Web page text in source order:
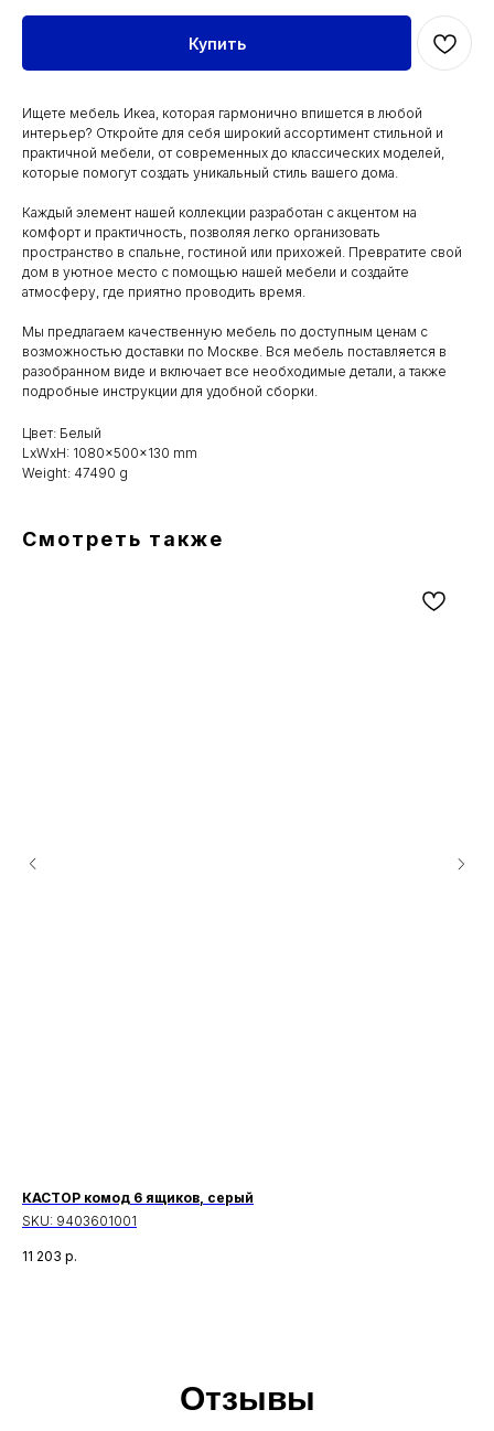
Купить
Ищете мебель Икеа, которая гармонично впишется в любой
интерьер? Откройте для себя широкий ассортимент стильной и
практичной мебели, от современных до классических моделей,
которые помогут создать уникальный стиль вашего дома.
Каждый элемент нашей коллекции разработан с акцентом на
комфорт и практичность, позволяя легко организовать
пространство в спальне, гостиной или прихожей. Превратите свой
дом в уютное место с помощью нашей мебели и создайте
атмосферу, где приятно проводить время.
Мы предлагаем качественную мебель по доступным ценам с
возможностью доставки по Москве. Вся мебель поставляется в
разобранном виде и включает все необходимые детали, а также
подробные инструкции для удобной сборки.
Цвет: Белый
LxWxH: 1080x500x130 mm
Weight: 47490 g
Смотреть также
КАСТОР комод 6 ящиков, серый
SKU: 9403601001
11 203 р.
Отзывы